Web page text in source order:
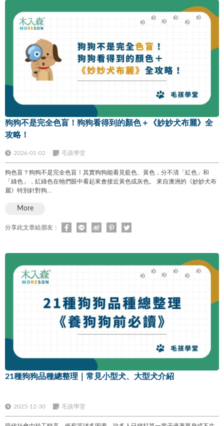
狗狗不是完全色盲！狗狗看得到的顏色＋《妙妙犬布麗》全
攻略！
2026-01-02 毛孩學堂
狗色盲？狗狗不是完全色盲！其實狗狗能看見藍色、黃色，分不清「紅色」和
「綠色」，紅綠色在牠們眼中看起來會接近黃色或灰色。 來自澳洲的《妙妙犬布
麗》特別針對狗...
More
分享此文章給朋友：
21種狗狗品種總整理｜常見小型犬、大型犬介紹
2025-12-30 毛孩學堂